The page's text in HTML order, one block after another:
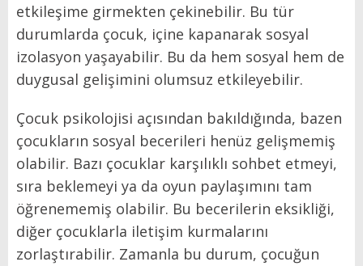
etkileşime girmekten çekinebilir. Bu tür
durumlarda çocuk, içine kapanarak sosyal
izolasyon yaşayabilir. Bu da hem sosyal hem de
duygusal gelişimini olumsuz etkileyebilir.
Çocuk psikolojisi açısından bakıldığında, bazen
çocukların sosyal becerileri henüz gelişmemiş
olabilir. Bazı çocuklar karşılıklı sohbet etmeyi,
sıra beklemeyi ya da oyun paylaşımını tam
öğrenememiş olabilir. Bu becerilerin eksikliği,
diğer çocuklarla iletişim kurmalarını
zorlaştırabilir. Zamanla bu durum, çocuğun